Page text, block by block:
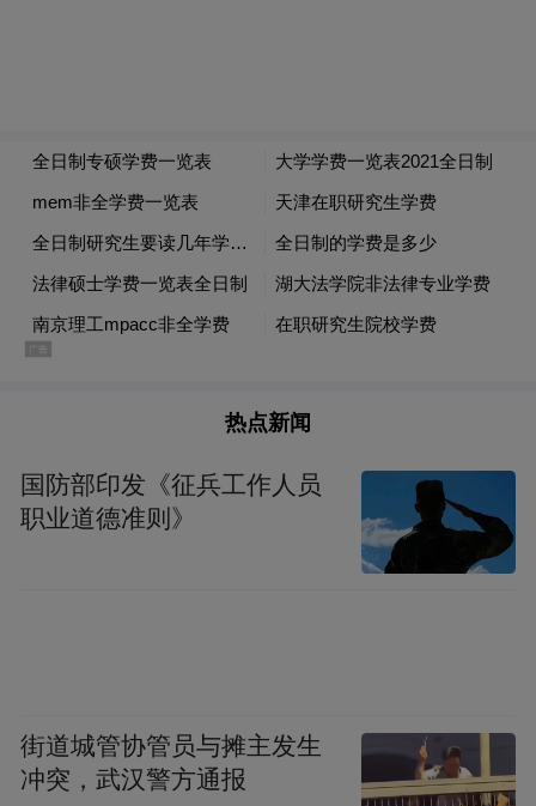
pictures and audios if any) is uploaded and posted
by the user of Dafeng Hao, which is a social media
platform and merely provides information storage
热点新闻
国防部印发《征兵工作人员
职业道德准则》
街道城管协管员与摊主发生
冲突，武汉警方通报